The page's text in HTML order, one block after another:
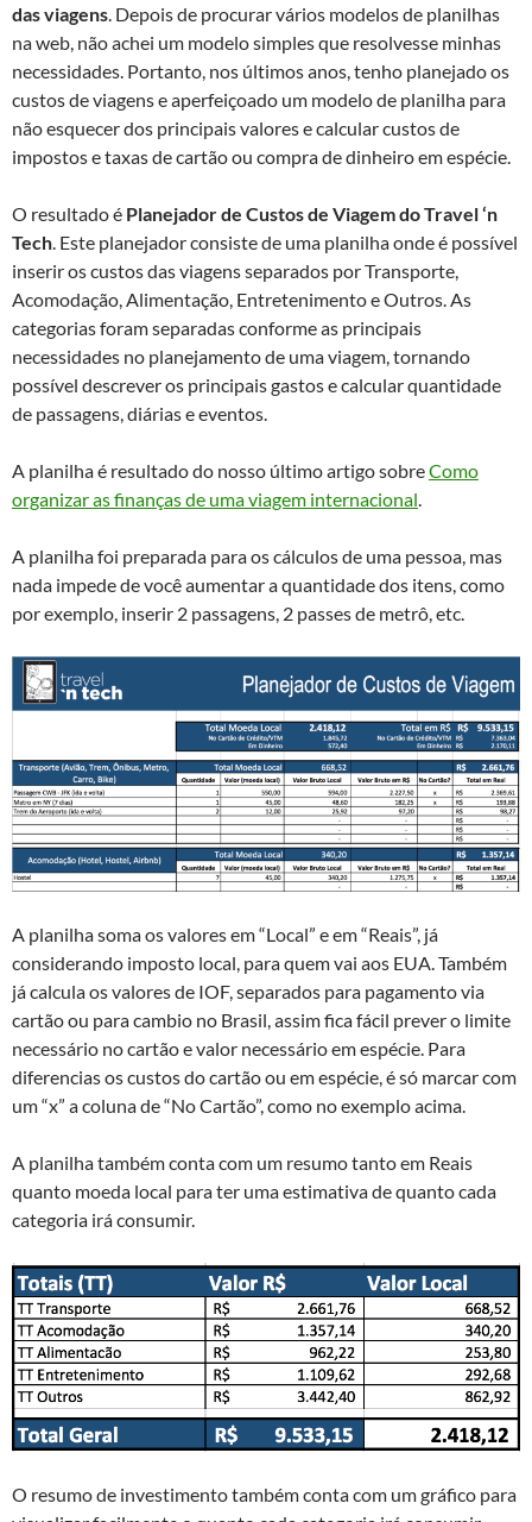
das viagens. Depois de procurar vários modelos de planilhas
na web, não achei um modelo simples que resolvesse minhas
necessidades. Portanto, nos últimos anos, tenho planejado os
custos de viagens e aperfeiçoado um modelo de planilha para
não esquecer dos principais valores e calcular custos de
impostos e taxas de cartão ou compra de dinheiro em espécie.
O resultado é Planejador de Custos de Viagem do Travel ‘n
Tech. Este planejador consiste de uma planilha onde é possível
inserir os custos das viagens separados por Transporte,
Acomodação, Alimentação, Entretenimento e Outros. As
categorias foram separadas conforme as principais
necessidades no planejamento de uma viagem, tornando
possível descrever os principais gastos e calcular quantidade
de passagens, diárias e eventos.
A planilha é resultado do nosso último artigo sobreComo
organizar as finanças de uma viagem internacional.
A planilha foi preparada para os cálculos de uma pessoa, mas
nada impede de você aumentar a quantidade dos itens, como
por exemplo, inserir 2 passagens, 2 passes de metrô, etc.
A planilha soma os valores em “Local” e em “Reais”, já
considerando imposto local, para quem vai aos EUA. Também
já calcula os valores de IOF, separados para pagamento via
cartão ou para cambio no Brasil, assim fica fácil prever o limite
necessário no cartão e valor necessário em espécie. Para
diferencias os custos do cartão ou em espécie, é só marcar com
um “x” a coluna de “No Cartão”, como no exemplo acima.
A planilha também conta com um resumo tanto em Reais
quanto moeda local para ter uma estimativa de quanto cada
categoria irá consumir.
O resumo de investimento também conta com um gráfico para